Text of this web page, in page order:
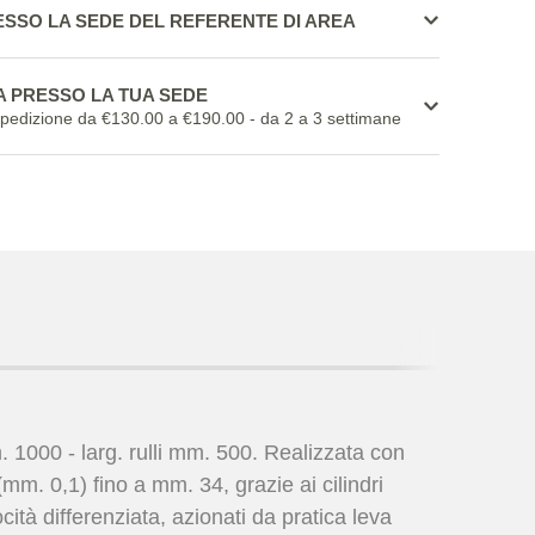
LA SEDE DEL REFERENTE DI AREA
PRESSO LA TUA SEDE
da €130.00 a €190.00- da 2 a 3 settimane
1000 - larg. rulli mm. 500. Realizzata con
0,1) fino a mm. 34, grazie ai cilindri
differenziata, azionati da pratica leva